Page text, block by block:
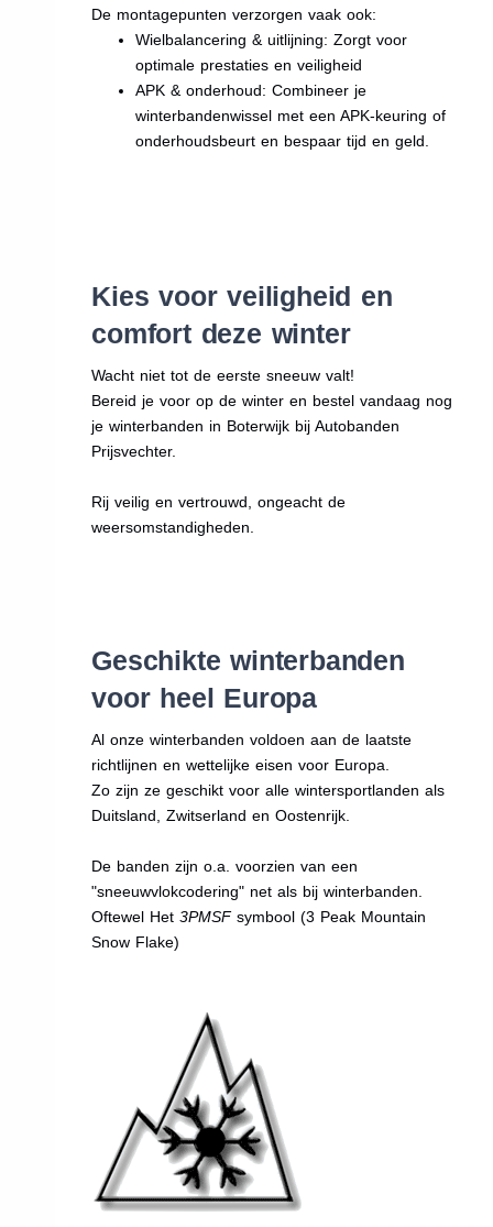
De montagepunten verzorgen vaak ook:
Wielbalancering & uitlijning: Zorgt voor
optimale prestaties en veiligheid
APK & onderhoud: Combineer je
winterbandenwissel met een APK-keuring of
onderhoudsbeurt en bespaar tijd en geld.
Kies voor veiligheid en
comfort deze winter
Wacht niet tot de eerste sneeuw valt!
Bereid je voor op de winter en bestel vandaag nog
je winterbanden in Boterwijk bij Autobanden
Prijsvechter.
Rij veilig en vertrouwd, ongeacht de
weersomstandigheden.
Geschikte winterbanden
voor heel Europa
Al onze winterbanden voldoen aan de laatste
richtlijnen en wettelijke eisen voor Europa.
Zo zijn ze geschikt voor alle wintersportlanden als
Duitsland, Zwitserland en Oostenrijk.
De banden zijn o.a. voorzien van een
"sneeuwvlokcodering" net als bij winterbanden.
Oftewel Het3PMSFsymbool (3 Peak Mountain
Snow Flake)